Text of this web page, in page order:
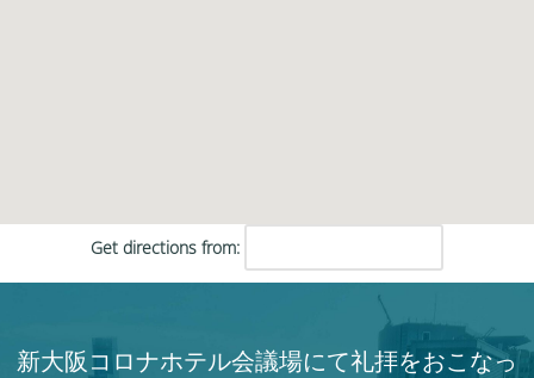
Get directions from:
新大阪コロナホテル会議場にて礼拝をおこなっ